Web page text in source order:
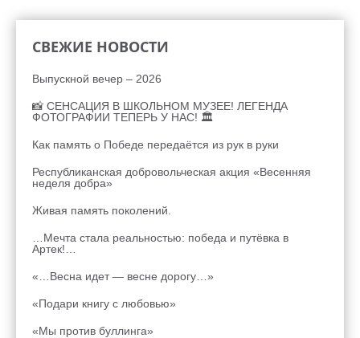
СВЕЖИЕ НОВОСТИ
Выпускной вечер – 2026
📸 СЕНСАЦИЯ В ШКОЛЬНОМ МУЗЕЕ! ЛЕГЕНДА
ФОТОГРАФИИ ТЕПЕРЬ У НАС! 🏛
Как память о Победе передаётся из рук в руки
Республиканская добровольческая акция «Весенняя
неделя добра»
Живая память поколений.
…Мечта стала реальностью: победа и путёвка в
Артек!…
«…Весна идет — весне дорогу…»
«Подари книгу с любовью»
«Мы против буллинга»